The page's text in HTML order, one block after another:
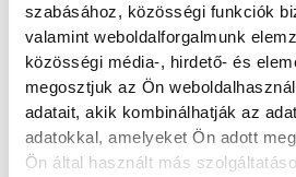
szabásához, közösségi funkciók
valamint weboldalforgalmunk
közösségi média-, hirdető- és
megosztjuk az Ön
adatait, akik kombinálhatják az
adatokkal, amelyeket Ön adott
Ön által használt más
SOROZAT NB III
CSOPORT
HAZAI
VSC
VENDÉG
PUSKÁS
IDŐPONT
2026.
HELYSZÍN
VESZPRÉM,
VÁROSI